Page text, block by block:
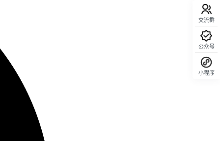
交流群
公众号
小程序